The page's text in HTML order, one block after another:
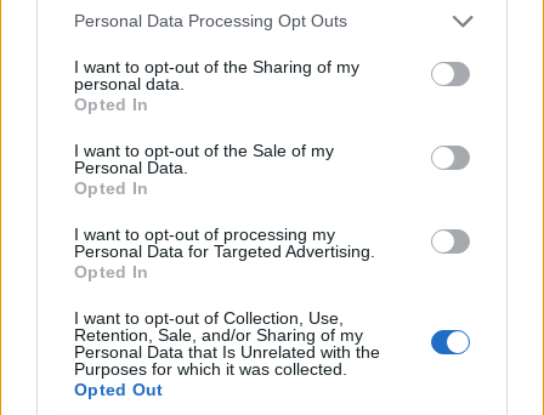
rechazar tal procesamiento. Puede cambiar sus preferencias
a este sitio y haciendo clic en el botón "Privacidad" en la
parte inferior de la página web.
Please note that this website/app uses one or more Google
services and may gather and store information including but
not limited to your visit or usage behaviour. You may click to
use your data for below specified purposes in below Google
consent section.
Personal Data Processing Opt Outs
I want to opt-out of the Sharing of my
personal data.
Opted In
I want to opt-out of the Sale of my
Personal Data.
Opted In
I want to opt-out of processing my
Personal Data for Targeted Advertising.
Opted In
I want to opt-out of Collection, Use,
Retention, Sale, and/or Sharing of my
Personal Data that Is Unrelated with the
Purposes for which it was collected.
Opted Out
CIUDAD REAL
apoyan a la Sociedad
declarar el legado de don
Quijote y Sancho...
2 3
Últimas noticias
‘Chiqui-Clan’ llega a El Provencio
con los personajes infantiles más
populares de YouTube
07/08/2026